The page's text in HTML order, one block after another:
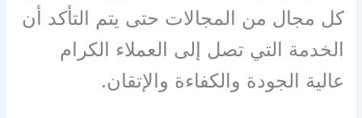
كل مجال من المجالات حتى يتم التأكد أن
الخدمة التي تصل إلى العملاء الكرام
عالية الجودة والكفاءة والإتقان.